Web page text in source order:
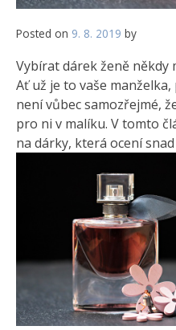
Posted on 9. 8. 2019 by
Vybírat dárek ženě někdy
Ať už je to vaše
není vůbec samozřejmé,
pro ni v malíku. V tomto
na dárky, která ocení